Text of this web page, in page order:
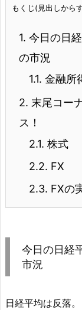
もくじ(見出しから
1. 今日の日
の市況
1.1. 金融所
2. 末尾コー
ス！
2.1. 株式
2.2. FX
2.3. FXの
今日の日経
市況
日経平均は反落。